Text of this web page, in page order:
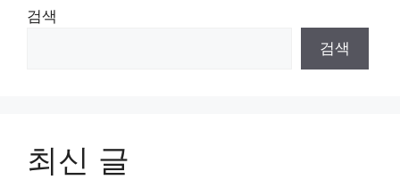
검색
검색
최신 글